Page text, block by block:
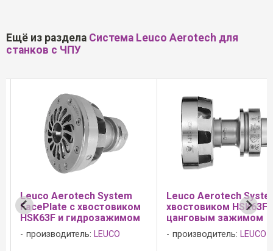
Ещё из раздела Система Leuco Aerotech для
станков с ЧПУ
Leuco Aerotech System с
хвостовиком HSK63F и
цанговым зажимом
производитель:
Leuco Aerotech
хвостовиком
гидрозажимом
производитель: